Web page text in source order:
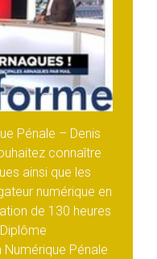
Pénale – Denis
connaître
ainsi que les
numérique en
de 130 heures
Pénale